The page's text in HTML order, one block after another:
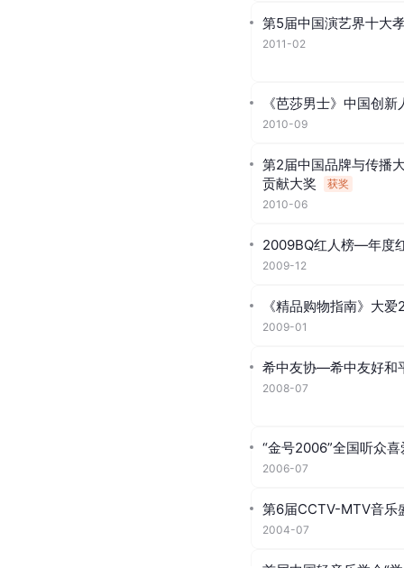
第5届中国演艺界十大
2011-02
《芭莎男士》中国创
2010-09
第2届中国品牌与传播
贡献大奖
获奖
2010-06
2009BQ红人榜—年度
2009-12
《精品购物指南》大
2009-01
希中友协—希中友好和
2008-07
“金号2006”全国听众
2006-07
第6届CCTV-MTV音乐
2004-07